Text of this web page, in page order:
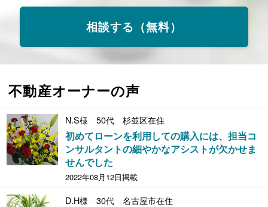
相談する（無料）
不動産オーナーの声
N.S様 50代 杉並区在住
初めてローンを利用しての購入には、担当コ
ンサルタントの細やかなアシストが欠かせま
せんでした
2022年08月12日掲載
D.H様 30代 名古屋市在住